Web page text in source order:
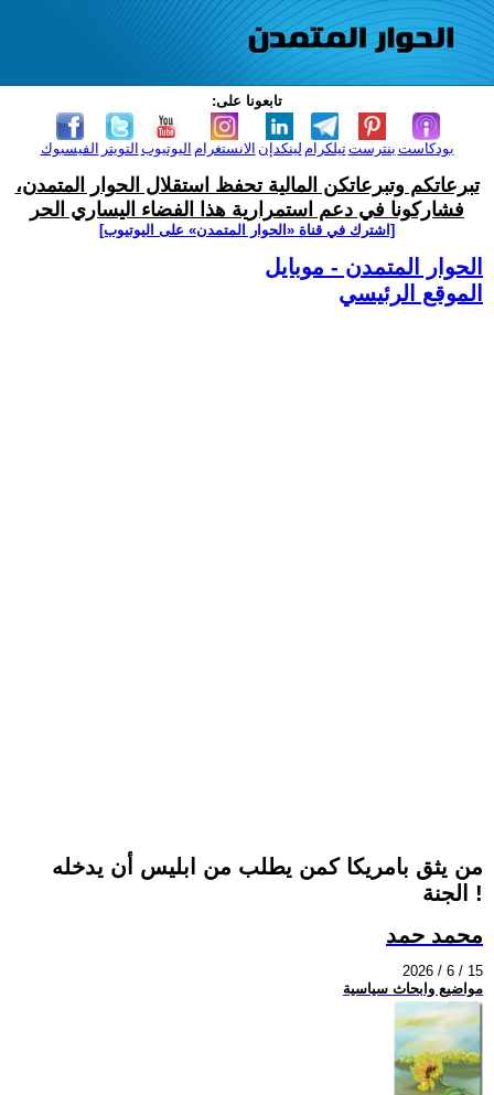
تابعونا على:
الفيسبوك التويتر اليوتيوب الانستغرام لينكدإن تيلكرامبنترست بودكاست
تبرعاتكم وتبرعاتكن المالية تحفظ استقلال الحوار المتمدن،
فشاركونا في دعم استمرارية هذا الفضاء اليساري الحر
[اشترك في قناة ‫«الحوار المتمدن» على اليوتيوب]
الحوار المتمدن - موبايل
الموقع الرئيسي
من يثق بامريكا كمن يطلب من ابليس أن يدخله
الجنة !
محمد حمد
2026 / 6 / 15
مواضيع وابحاث سياسية